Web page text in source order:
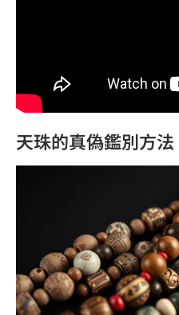
天珠的真偽鑑別方法